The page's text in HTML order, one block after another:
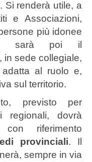
Si renderà utile, a
e Associazioni,
più idonee
sarà poi il
in sede collegiale,
al ruolo e,
sul territorio.
previsto per
regionali, dovrà
riferimento
provinciali. Il
sempre in via